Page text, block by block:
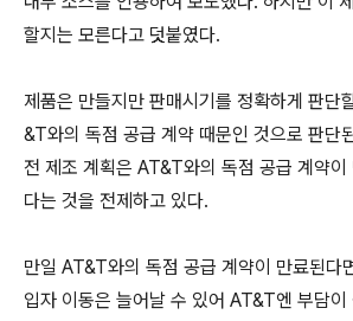
할지는 모른다고 덧붙였다.
제품은 만들지만 판매시기를 정확하게 판단
&T와의 독점 공급 계약 때문인 것으로 판단
전 제조 계획은 AT&T와의 독점 공급 계약이
다는 것을 전제하고 있다.
만일 AT&T와의 독점 공급 계약이 만료된다
입자 이동은 늘어날 수 있어 AT&T엔 부담이